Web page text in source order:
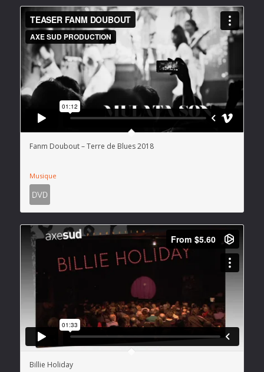
Fanm Doubout – Terre de Blues 2018
Musique
Billie Holiday